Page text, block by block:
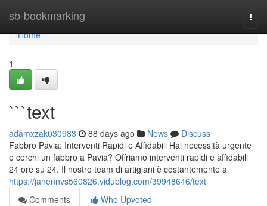
sb-bookmarking
Home
Home
1
```text
adamxzak030983 88 days ago News
Discuss
Fabbro Pavia: Interventi Rapidi e Affidabili Hai necessità urgente
e cerchi un fabbro a Pavia? Offriamo interventi rapidi e affidabili
24 ore su 24. Il nostro team di artigiani è costantemente a
https://janennvs560826.vidublog.com/39948646/text
Comments
Who Upvoted